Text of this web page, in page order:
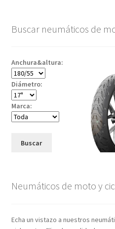
Buscar neumáticos de
Anchura&altura:
Diámetro:
Marca:
Buscar
Neumáticos de moto y
Echa un vistazo a nuestros